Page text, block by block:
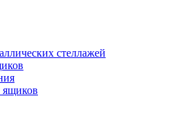
стеллажей